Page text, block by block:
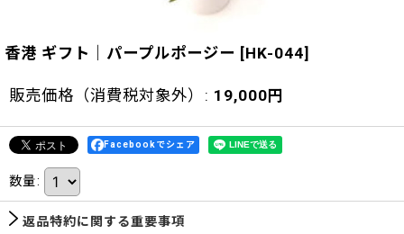
香港 ギフト｜パープルポージー [HK-044]
販売価格（消費税対象外） : 19,000 円
Facebookでシェア
数量:
返品特約に関する重要事項